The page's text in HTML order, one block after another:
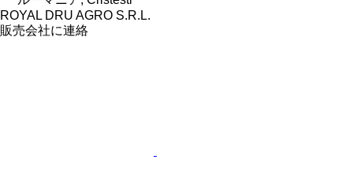
ROYAL DRU AGRO S.R.L.
販売会社に連絡